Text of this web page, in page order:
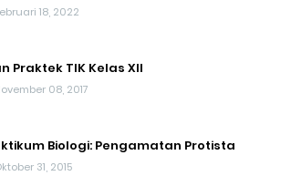
18, 2022
Praktek TIK Kelas XII
08, 2017
Biologi: Pengamatan Protista
31, 2015